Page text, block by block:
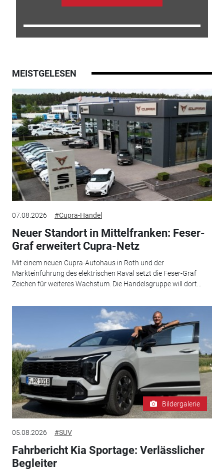
MEISTGELESEN
07.08.2026 #Cupra-Handel
Neuer Standort in Mittelfranken: Feser-
Graf erweitert Cupra-Netz
Mit einem neuen Cupra-Autohaus in Roth und der
Markteinführung des elektrischen Raval setzt die Feser-Graf
Zeichen für weiteres Wachstum. Die Handelsgruppe will dort...
Bildergalerie
05.08.2026 #SUV
Fahrbericht Kia Sportage: Verlässlicher
Begleiter